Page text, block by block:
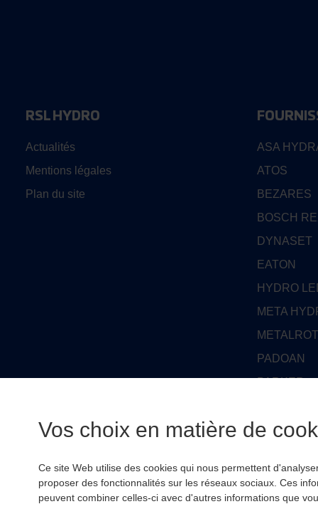
RSL HYDRO
Actualités
Mentions légales
Plan du site
ASA
ATOS
BEZARES
BOSCH
DYNASET
EATON
HYDRO
META
PADOAN
PARKER
RSL
Vos choix en matière de
Ce site Web utilise des cookies qui nous permettent
proposer des fonctionnalités sur les réseaux sociaux. Ces
peuvent combiner celles-ci avec d'autres informations que